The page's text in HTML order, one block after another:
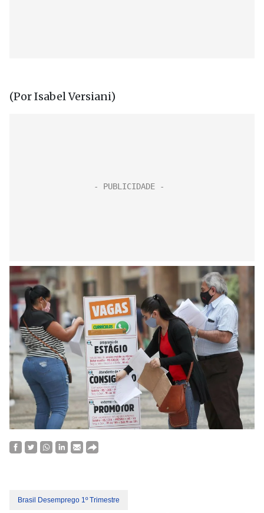
(Por Isabel Versiani)
Brasil Desemprego 1º Trimestre